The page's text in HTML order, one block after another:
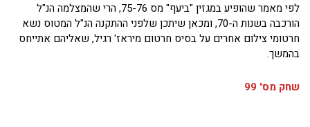
לפי מאמר שהופיע במגזין "ביעף" מס 75-76, הרי שהמצלמה הנ"ל
הורכבה בשנות ה-70, ומכאן שיתכן שלפני ההתקנה הנ"ל המטוס נשא
חרטומי צילום אחרים על בסיס חרטום מיראז' רגיל, שאליהם אתייחס
בהמשך.
שחק מס' 99